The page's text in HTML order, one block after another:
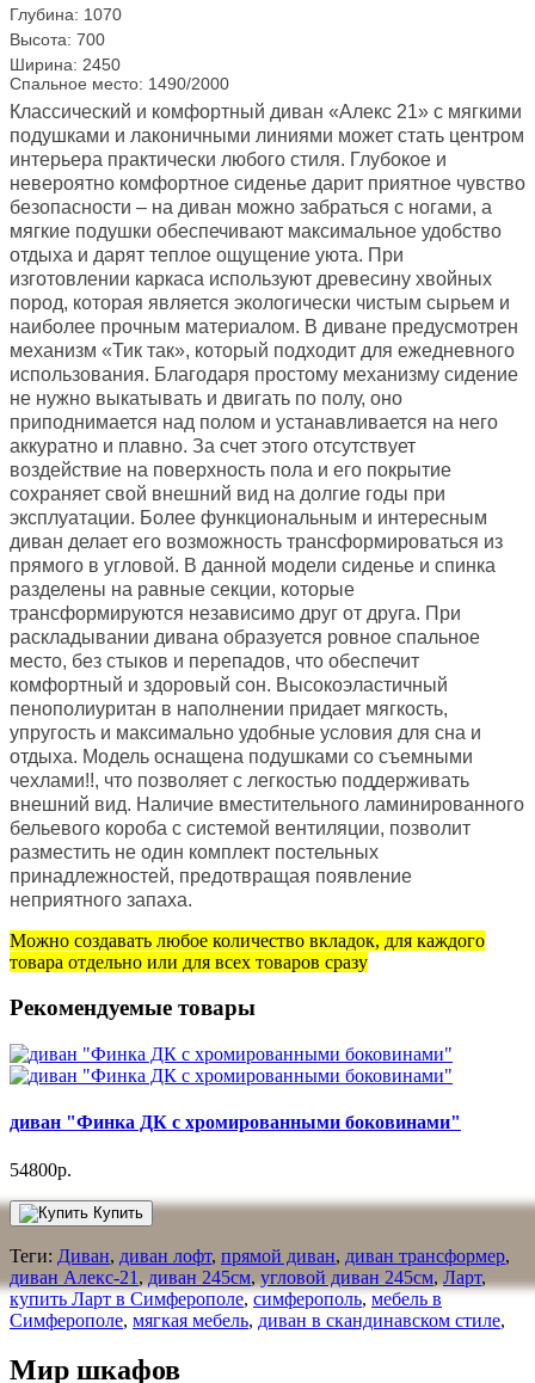
Глубина: 1070
Высота: 700
Ширина: 2450
Спальное место: 1490/2000
Классический и комфортный диван «Алекс 21» с мягкими
подушками и лаконичными линиями может стать центром
интерьера практически любого стиля. Глубокое и
невероятно комфортное сиденье дарит приятное чувство
безопасности – на диван можно забраться с ногами, а
мягкие подушки обеспечивают максимальное удобство
отдыха и дарят теплое ощущение уюта. При
изготовлении каркаса используют древесину хвойных
пород, которая является экологически чистым сырьем и
наиболее прочным материалом. В диване предусмотрен
механизм «Тик так», который подходит для ежедневного
использования. Благодаря простому механизму сидение
не нужно выкатывать и двигать по полу, оно
приподнимается над полом и устанавливается на него
аккуратно и плавно. За счет этого отсутствует
воздействие на поверхность пола и его покрытие
сохраняет свой внешний вид на долгие годы при
эксплуатации. Более функциональным и интересным
диван делает его возможность трансформироваться из
прямого в угловой. В данной модели сиденье и спинка
разделены на равные секции, которые
трансформируются независимо друг от друга. При
раскладывании дивана образуется ровное спальное
место, без стыков и перепадов, что обеспечит
комфортный и здоровый сон. Высокоэластичный
пенополиуритан в наполнении придает мягкость,
упругость и максимально удобные условия для сна и
отдыха. Модель оснащена подушками со съемными
чехлами!!, что позволяет с легкостью поддерживать
внешний вид. Наличие вместительного ламинированного
бельевого короба с системой вентиляции, позволит
разместить не один комплект постельных
принадлежностей, предотвращая появление
неприятного запаха.
Можно создавать любое количество вкладок, для каждого
товара отдельно или для всех товаров сразу
Рекомендуемые товары
диван "Финка ДК с хромированными боковинами"
54800р.
Купить
Теги: Диван, диван лофт, прямой диван, диван трансформер,
диван Алекс-21 , диван 245см, угловой диван 245см, Ларт,
купить Ларт в Симферополе, симферополь, мебель в
Симферополе, мягкая мебель, диван в скандинавском стиле,
Мир шкафов